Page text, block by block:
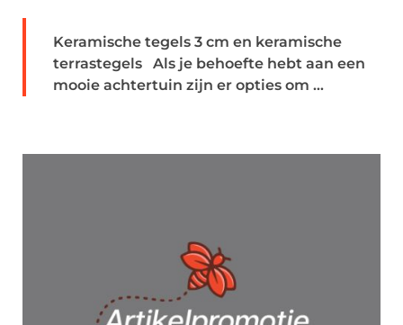
Keramische tegels 3 cm en keramische
terrastegels Als je behoefte hebt aan een
mooie achtertuin zijn er opties om ...